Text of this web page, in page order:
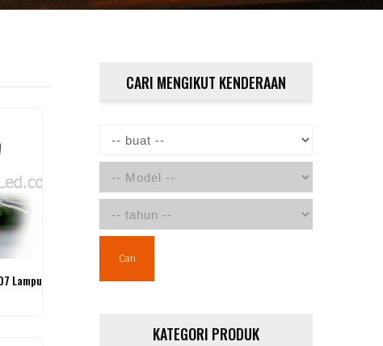
Lampu
CARI MENGIKUT KENDERAAN
Cari
KATEGORI PRODUK